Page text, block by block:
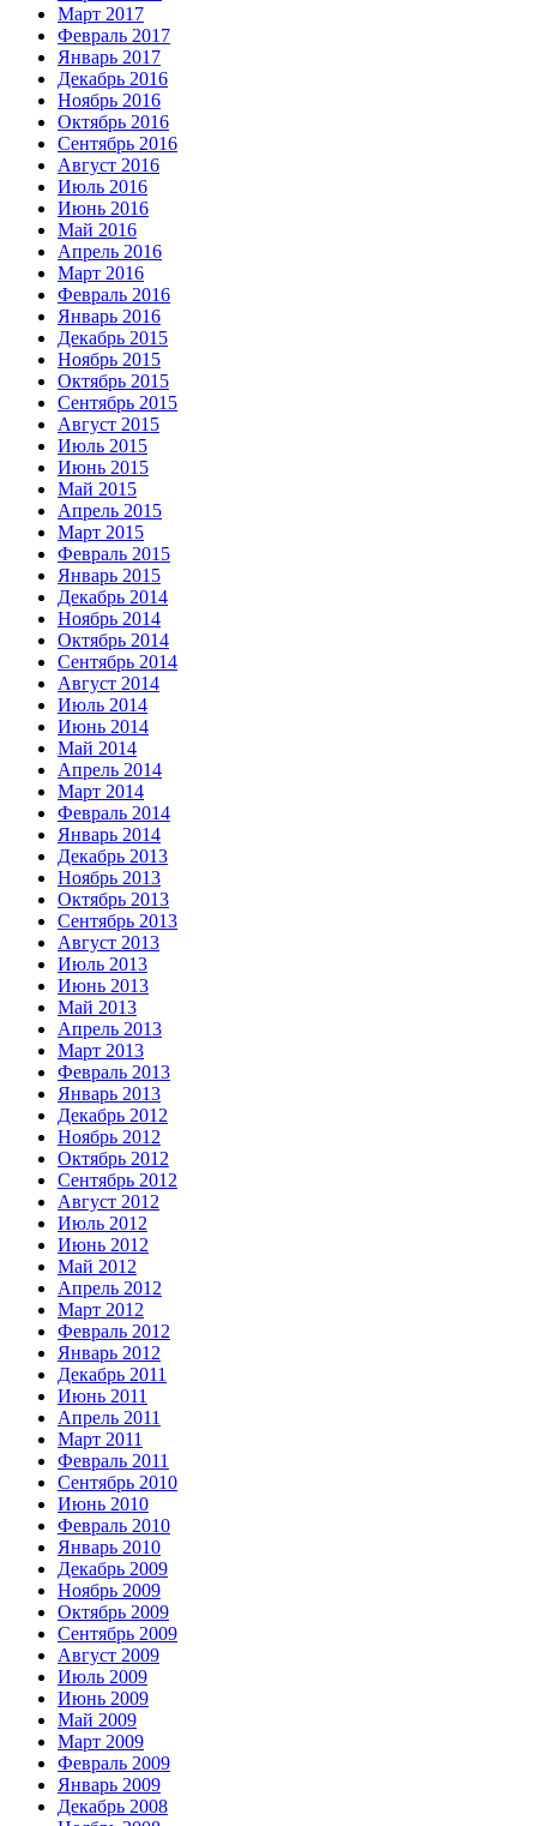
Март 2017
Февраль 2017
Январь 2017
Декабрь 2016
Ноябрь 2016
Октябрь 2016
Сентябрь 2016
Август 2016
Июль 2016
Июнь 2016
Май 2016
Апрель 2016
Март 2016
Февраль 2016
Январь 2016
Декабрь 2015
Ноябрь 2015
Октябрь 2015
Сентябрь 2015
Август 2015
Июль 2015
Июнь 2015
Май 2015
Апрель 2015
Март 2015
Февраль 2015
Январь 2015
Декабрь 2014
Ноябрь 2014
Октябрь 2014
Сентябрь 2014
Август 2014
Июль 2014
Июнь 2014
Май 2014
Апрель 2014
Март 2014
Февраль 2014
Январь 2014
Декабрь 2013
Ноябрь 2013
Октябрь 2013
Сентябрь 2013
Август 2013
Июль 2013
Июнь 2013
Май 2013
Апрель 2013
Март 2013
Февраль 2013
Январь 2013
Декабрь 2012
Ноябрь 2012
Октябрь 2012
Сентябрь 2012
Август 2012
Июль 2012
Июнь 2012
Май 2012
Апрель 2012
Март 2012
Февраль 2012
Январь 2012
Декабрь 2011
Июнь 2011
Апрель 2011
Март 2011
Февраль 2011
Сентябрь 2010
Июнь 2010
Февраль 2010
Январь 2010
Декабрь 2009
Ноябрь 2009
Октябрь 2009
Сентябрь 2009
Август 2009
Июль 2009
Июнь 2009
Май 2009
Март 2009
Февраль 2009
Январь 2009
Декабрь 2008